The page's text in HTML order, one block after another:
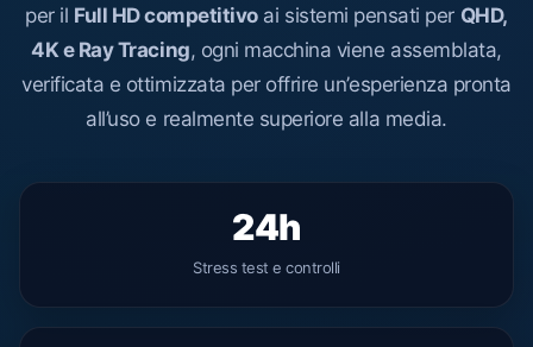
per il Full HD competitivoai sistemi pensati per QHD,
4K e Ray Tracing, ogni macchina viene assemblata,
verificata e ottimizzata per offrire un’esperienza pronta
all’uso e realmente superiore alla media.
24h
Stress test e controlli